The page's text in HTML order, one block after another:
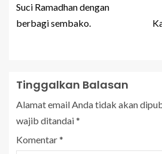
Suci Ramadhan dengan
berbagi sembako.
Tinggalkan Balasan
Alamat email Anda tidak akan
wajib ditandai*
Komentar*